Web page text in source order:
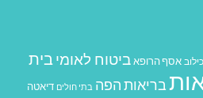
אסף הרופא ביטוח לאומיבית
בריאות הפה בתי חולים דיאטה